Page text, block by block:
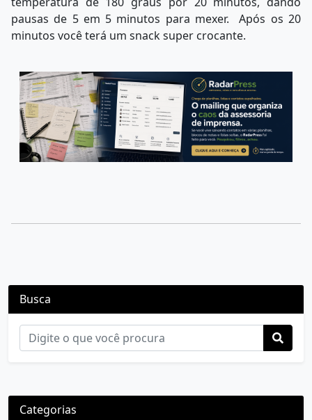
pausas de 5 em 5 minutos para mexer. Após os 20
minutos você terá um snack super crocante.
Busca
Categorias